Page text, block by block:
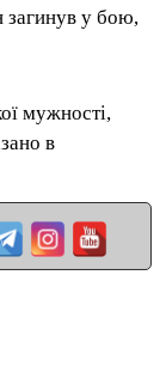
загинув у бою,
мужності,
в